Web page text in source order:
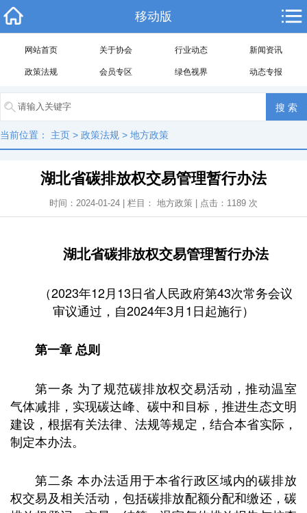
移动版
网站首页 关于协会 行业动态 新闻资讯
政策法规 会员专区 绿色视界 动态专报
当前位置： 主页 > 政策法规 > 地方政策
湖北省碳排放权交易管理暂行办法
时间：2024-01-24 | 栏目： 地方政策 | 点击： 1189 次
湖北省碳排放权交易管理暂行办法
（2023年12月13日省人民政府第43次常务会议
审议通过，自2024年3月1日起施行）
第一章 总则
第一条 为了规范碳排放权交易活动，推动温室
气体减排，实现碳达峰、碳中和目标，推进生态文明
建设，根据有关法律、法规等规定，结合本省实际，
制定本办法。
第二条 本办法适用于本省行政区域内的碳排放
权交易及相关活动，包括碳排放配额分配和缴还，碳